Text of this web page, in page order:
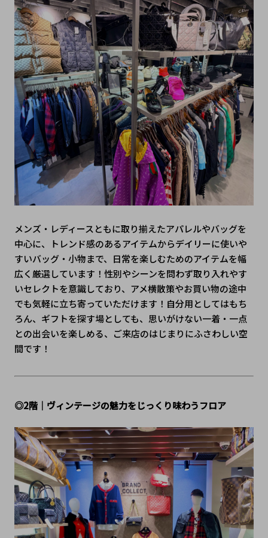
メンズ・レディースともに取り揃えたアパレルやバッグを
中心に、トレンド感のあるアイテムからデイリーに使いや
すいバッグ・小物まで、日常を楽しむためのアイテムを幅
広く厳選しています！性別やシーンを問わず取り入れやす
いセレクトを意識しており、アメ横散策やお買い物の途中
でも気軽に立ち寄っていただけます！自分用としてはもち
ろん、ギフトを探す場としても、思いがけない一着・一点
との出会いを楽しめる、ご来店のはじまりにふさわしい空
間です！
◎2階｜ヴィンテージの魅力をじっくり味わうフロア